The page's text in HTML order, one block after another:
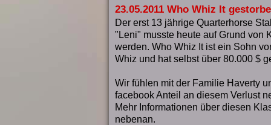
23.05.2011 Who Whiz It
Der erst 13 jährige Quarterhorse
"Leni" musste heute auf Grund von
werden. Who Whiz It ist ein Sohn
Whiz und hat selbst über 80.000 $
Wir fühlen mit der Familie Haverty
facebook Anteil an diesem Verlust
Mehr Informationen über diesen
nebenan.